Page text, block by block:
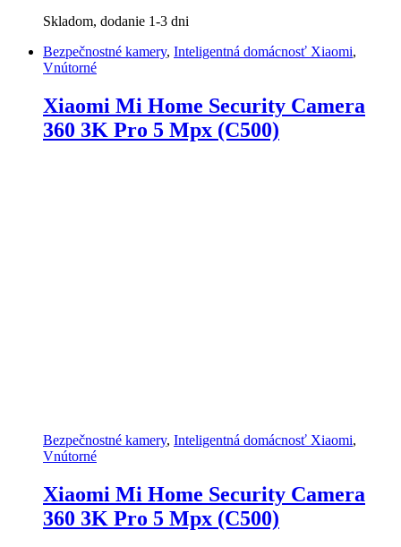
Skladom, dodanie 1-3 dni
Bezpečnostné kamery, Inteligentná domácnosť Xiaomi,
Vnútorné
Xiaomi Mi Home Security Camera
360 3K Pro 5 Mpx (C500)
Bezpečnostné kamery, Inteligentná domácnosť Xiaomi,
Vnútorné
Xiaomi Mi Home Security Camera
360 3K Pro 5 Mpx (C500)